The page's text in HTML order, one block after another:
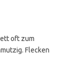
oft zum
Flecken